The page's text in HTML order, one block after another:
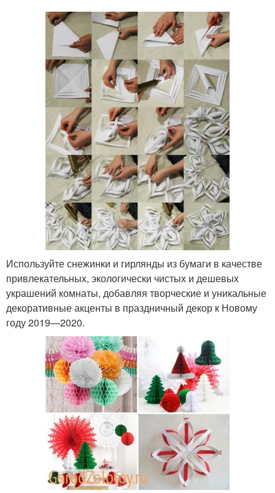
Используйте снежинки и гирлянды из бумаги в качестве
привлекательных, экологически чистых и дешевых
украшений комнаты, добавляя творческие и уникальные
декоративные акценты в праздничный декор к Новому
году 2019—2020.